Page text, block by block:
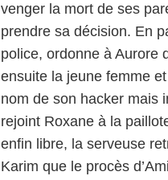
venger la mort de ses
prendre sa décision. En
police, ordonne à Aurore
ensuite la jeune femme
nom de son hacker mais
rejoint Roxane à la
enfin libre, la serveuse
Karim que le procès